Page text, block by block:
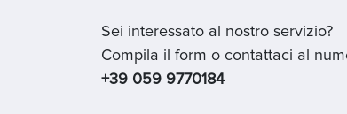
Sei interessato al nostro servizio?
Compila il form o contattaci al
+39 059 9770184